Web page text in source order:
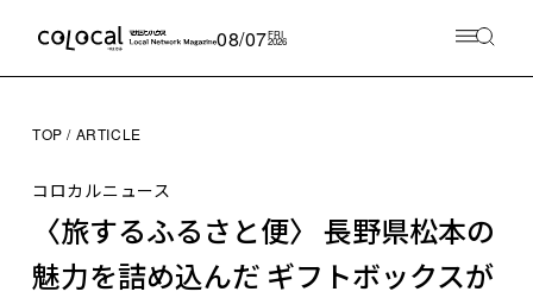
08/07FRI
2026
TOP ARTICLE
コロカルニュース
〈旅するふるさと便〉 長野県松本の
魅力を詰め込んだ ギフトボックスが